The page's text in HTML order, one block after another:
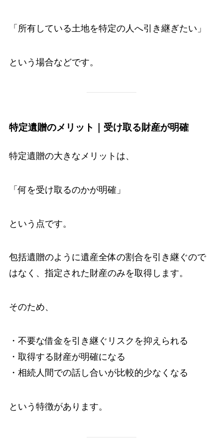
「所有している土地を特定の人へ引き継ぎたい」
という場合などです。
特定遺贈のメリット｜受け取る財産が明確
特定遺贈の大きなメリットは、
「何を受け取るのかが明確」
という点です。
包括遺贈のように遺産全体の割合を引き継ぐので
はなく、指定された財産のみを取得します。
そのため、
・不要な借金を引き継ぐリスクを抑えられる
・取得する財産が明確になる
・相続人間での話し合いが比較的少なくなる
という特徴があります。